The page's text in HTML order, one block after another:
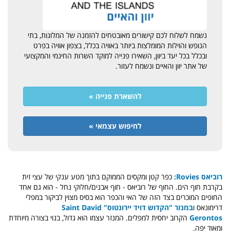
נשמח לשלוח לכם קישורים מאובטחים להזמנה של המלונות, בתי
הנופש והוילות המומלצות ביותר באוויה בכלל, בצפון אוויה בפרט
ובכלל בכל יעד ביוון, השאירו פנייה למוקד השרות החינמי והמקצועי
של אתר יוון והאיים ונשמח לעזור.
להשארת פנייה »
לחיפוש עצמאי »
רוביאס Rovies:
כפר קטן ומקסים הממוקם בתוך מטע ענקי של עצי זית
בקרבת חוף הים. החוף של רוביאס - חוף אבנים/חלוקי נחל - הוא גם אחד
החופים המוכרים בצד הזה של האי והכפר הוא בסיס מצוין לביקור במפלי
דרימונאס ו
במנזר "הקדוש דויד יירונטוס" Saint David
Gerontos הקרוב יחסית למפלים. המנזר עצמו הוא גדול, בנוי בצורה מיוחדת
ומאוד יפה.